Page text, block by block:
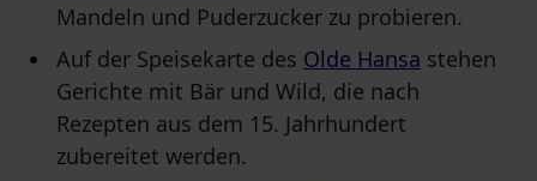
Mandeln und Puderzucker zu probieren.
Auf der Speisekarte des Olde Hansa stehen
Gerichte mit Bär und Wild, die nach
Rezepten aus dem 15. Jahrhundert
zubereitet werden.